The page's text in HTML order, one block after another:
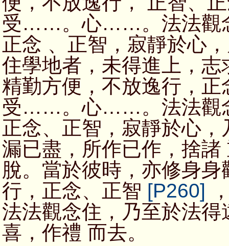
受……。心……。法法觀
正念 、正智，寂靜於心
住學地者，未得進上，
精勤方便，不放逸行，
受……。心……。法法觀
正念、正智，寂靜於心
漏已盡，所作已作，捨
脫。當於彼時，亦修身
行，正念、正智 [P260]
法法觀念住，乃至於法
喜，作禮 而去。